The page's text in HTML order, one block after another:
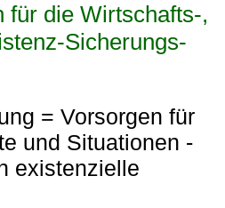
für die Wirtschafts-,
Sicherungs-
= Vorsorgen für
und Situationen -
existenzielle